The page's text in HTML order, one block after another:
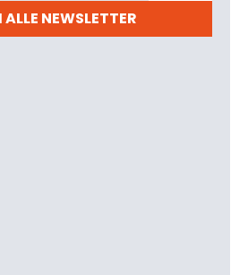
NEWSLETTER